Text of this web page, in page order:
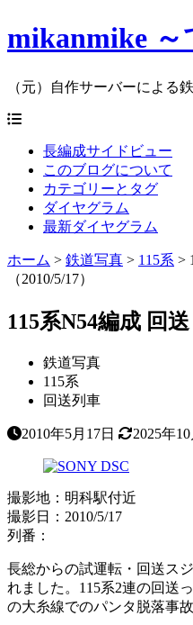
mikanmike ～
（元）自作サーバーによる
長編成サイドビュー
このブログについて
カテゴリーとタグ
ダイヤグラム
最新ダイヤグラム
ホーム > 鉄道写真 > 115系 >
（2010/5/17）
115系N54編成 回送
鉄道写真
115系
回送列車
2010年5月17日 2025年10
撮影地：明科駅付近
撮影日：2010/5/17
列番：
長総からの試運転・回送ス
れました。115系2連の回送
の大糸線でのパンタ脱落事